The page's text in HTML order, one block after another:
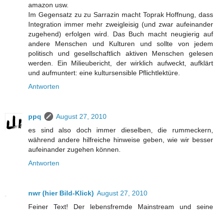
amazon usw.
Im Gegensatz zu zu Sarrazin macht Toprak Hoffnung, dass
Integration immer mehr zweigleisig (und zwar aufeinander
zugehend) erfolgen wird. Das Buch macht neugierig auf
andere Menschen und Kulturen und sollte von jedem
politisch und gesellschaftlich aktiven Menschen gelesen
werden. Ein Milieubericht, der wirklich aufweckt, aufklärt
und aufmuntert: eine kultursensible Pflichtlektüre.
Antworten
ppq
August 27, 2010
es sind also doch immer dieselben, die rummeckern,
während andere hilfreiche hinweise geben, wie wir besser
aufeinander zugehen können.
Antworten
nwr (hier Bild-Klick) August 27, 2010
Feiner Text! Der lebensfremde Mainstream und seine